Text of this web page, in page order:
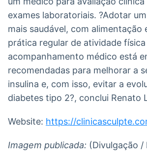
exames laboratoriais. ?Adotar
mais saudável, com alimentação
prática regular de atividade física
acompanhamento médico está
recomendadas para melhorar a
insulina e, com isso, evitar a
diabetes tipo 2?, conclui Renato
Website: https://
Imagem publicada: (Divulgação /